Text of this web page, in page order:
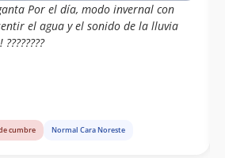
Por el día, modo invernal con
el agua y el sonido de la lluvia
cumbre Normal Cara Noreste